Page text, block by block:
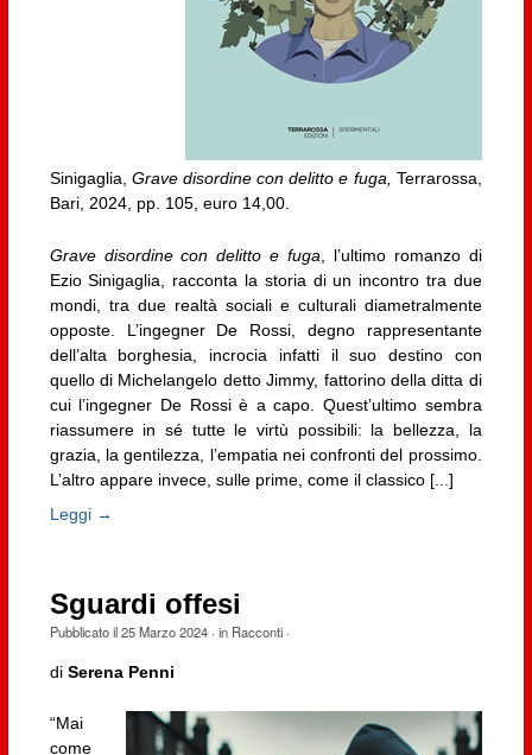
Sinigaglia, Grave disordine con delitto e fuga, Terrarossa,
Bari, 2024, pp. 105, euro 14,00.
Grave disordine con delitto e fuga , l’ultimo romanzo di
Ezio Sinigaglia, racconta la storia di un incontro tra due
mondi, tra due realtà sociali e culturali diametralmente
opposte. L’ingegner De Rossi, degno rappresentante
dell’alta borghesia, incrocia infatti il suo destino con
quello di Michelangelo detto Jimmy, fattorino della ditta di
cui l’ingegner De Rossi è a capo. Quest’ultimo sembra
riassumere in sé tutte le virtù possibili: la bellezza, la
grazia, la gentilezza, l’empatia nei confronti del prossimo.
L’altro appare invece, sulle prime, come il classico [...]
Leggi →
Sguardi offesi
Pubblicato il25 Marzo 2024· in Racconti·
di Serena Penni
“Mai
come